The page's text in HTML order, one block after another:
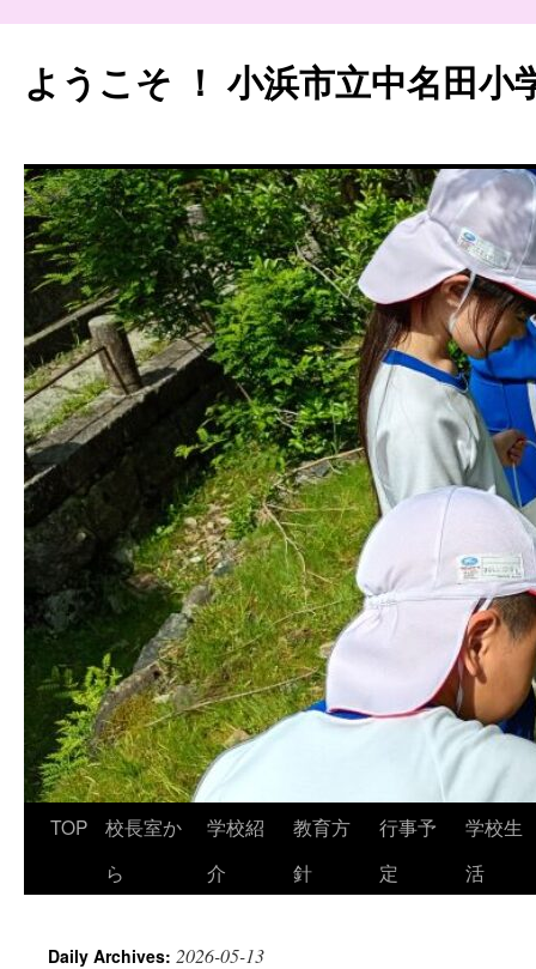
ようこそ ！ 小浜市立中名田小
TOP
校長室か
ら
学校紹
介
教育方
針
行事予
定
学校生
活
Daily Archives: 2026-05-13